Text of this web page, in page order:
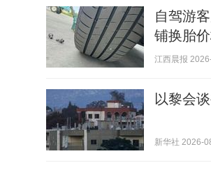
自驾游
铺换胎
江西晨报
以黎会
新华社 2026-